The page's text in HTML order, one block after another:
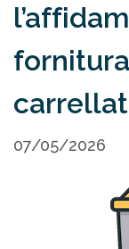
07/05/2026